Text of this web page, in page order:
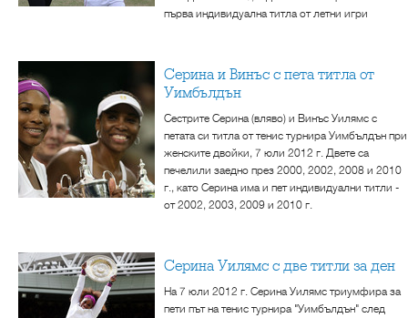
първа индивидуална титла от летни игри
Серина и Винъс с пета титла от
Уимбълдън
Сестрите Серина (вляво) и Винъс Уилямс с
петата си титла от тенис турнира Уимбълдън при
женските двойки, 7 юли 2012 г. Двете са
печелили заедно през 2000, 2002, 2008 и 2010
г., като Серина има и пет индивидуални титли -
от 2002, 2003, 2009 и 2010 г.
Серина Уилямс с две титли за ден
На 7 юли 2012 г. Серина Уилямс триумфира за
пети път на тенис турнира "Уимбълдън" след